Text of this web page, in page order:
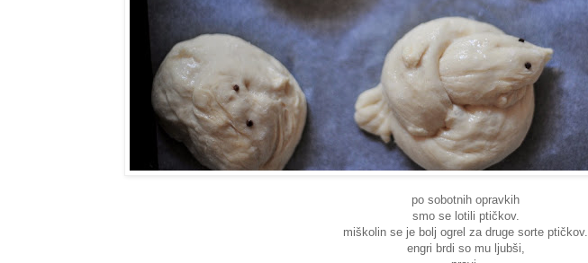
po sobotnih opravkih
smo se lotili ptičkov.
miškolin se je bolj ogrel za druge sorte ptičkov.
engri brdi so mu ljubši,